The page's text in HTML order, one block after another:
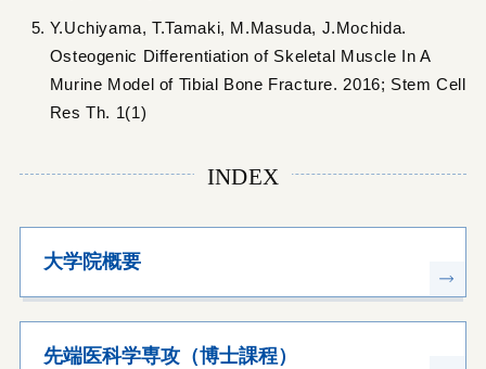
Y.Uchiyama, T.Tamaki, M.Masuda, J.Mochida.
Osteogenic Differentiation of Skeletal Muscle In A
Murine Model of Tibial Bone Fracture. 2016; Stem Cell
Res Th. 1(1)
INDEX
大学院概要
先端医科学専攻（博士課程）